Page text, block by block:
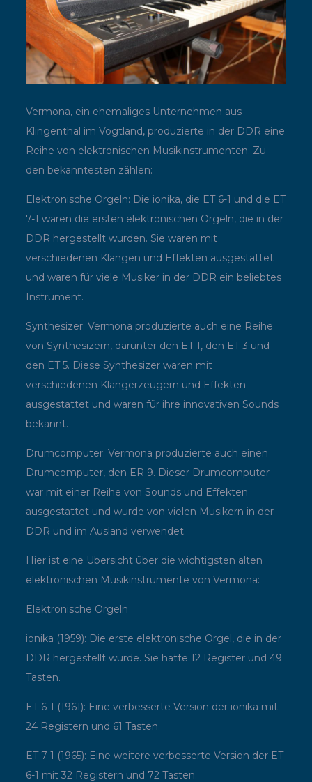
Vermona, ein ehemaliges Unternehmen aus
Klingenthal im Vogtland, produzierte in der DDR eine
Reihe von elektronischen Musikinstrumenten. Zu
den bekanntesten zählen:
Elektronische Orgeln: Die ionika, die ET 6-1 und die ET
7-1 waren die ersten elektronischen Orgeln, die in der
DDR hergestellt wurden. Sie waren mit
verschiedenen Klängen und Effekten ausgestattet
und waren für viele Musiker in der DDR ein beliebtes
Instrument.
Synthesizer: Vermona produzierte auch eine Reihe
von Synthesizern, darunter den ET 1, den ET 3 und
den ET 5. Diese Synthesizer waren mit
verschiedenen Klangerzeugern und Effekten
ausgestattet und waren für ihre innovativen Sounds
bekannt.
Drumcomputer: Vermona produzierte auch einen
Drumcomputer, den ER 9. Dieser Drumcomputer
war mit einer Reihe von Sounds und Effekten
ausgestattet und wurde von vielen Musikern in der
DDR und im Ausland verwendet.
Hier ist eine Übersicht über die wichtigsten alten
elektronischen Musikinstrumente von Vermona:
Elektronische Orgeln
ionika (1959): Die erste elektronische Orgel, die in der
DDR hergestellt wurde. Sie hatte 12 Register und 49
Tasten.
ET 6-1 (1961): Eine verbesserte Version der ionika mit
24 Registern und 61 Tasten.
ET 7-1 (1965): Eine weitere verbesserte Version der ET
6-1 mit 32 Registern und 72 Tasten.